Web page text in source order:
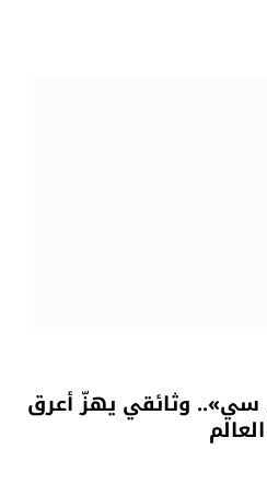
وثائقي يهزّ أعرق